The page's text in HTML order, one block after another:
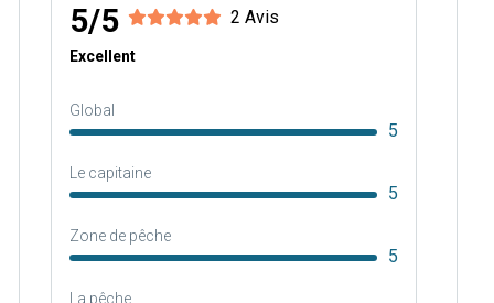
5/5 2 Avis
Excellent
Global
5
Le capitaine
5
Zone de pêche
5
La pêche